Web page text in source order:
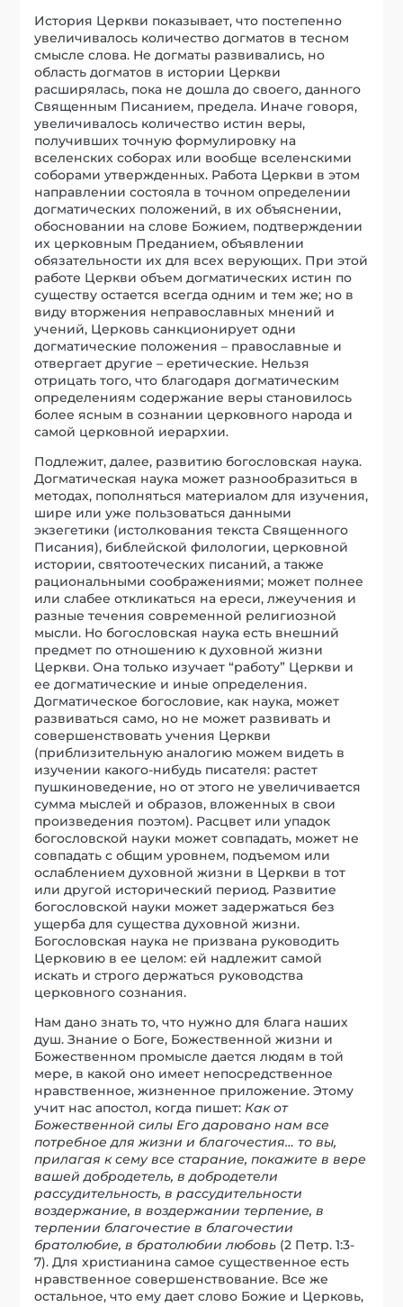
История Церкви показывает, что постепенно
увеличивалось количество догматов в тесном
смысле слова. Не догматы развивались, но
область догматов в истории Церкви
расширялась, пока не дошла до своего, данного
Священным Писанием, предела. Иначе говоря,
увеличивалось количество истин веры,
получивших точную формулировку на
вселенских соборах или вообще вселенскими
соборами утвержденных. Работа Церкви в этом
направлении состояла в точном определении
догматических положений, в их объяснении,
обосновании на слове Божием, подтверждении
их церковным Преданием, объявлении
обязательности их для всех верующих. При этой
работе Церкви объем догматических истин по
существу остается всегда одним и тем же; но в
виду вторжения неправославных мнений и
учений, Церковь санкционирует одни
догматические положения – православные и
отвергает другие – еретические. Нельзя
отрицать того, что благодаря догматическим
определениям содержание веры становилось
более ясным в сознании церковного народа и
самой церковной иерархии.
Подлежит, далее, развитию богословская наука.
Догматическая наука может разнообразиться в
методах, пополняться материалом для изучения,
шире или уже пользоваться данными
экзегетики (истолкования текста Священного
Писания), библейской филологии, церковной
истории, святоотеческих писаний, а также
рациональными соображениями; может полнее
или слабее откликаться на ереси, лжеучения и
разные течения современной религиозной
мысли. Но богословская наука есть внешний
предмет по отношению к духовной жизни
Церкви. Она только изучает “работу” Церкви и
ее догматические и иные определения.
Догматическое богословие, как наука, может
развиваться само, но не может развивать и
совершенствовать учения Церкви
(приблизительную аналогию можем видеть в
изучении какого-нибудь писателя: растет
пушкиноведение, но от этого не увеличивается
сумма мыслей и образов, вложенных в свои
произведения поэтом). Расцвет или упадок
богословской науки может совпадать, может не
совпадать с общим уровнем, подъемом или
ослаблением духовной жизни в Церкви в тот
или другой исторический период. Развитие
богословской науки может задержаться без
ущерба для существа духовной жизни.
Богословская наука не призвана руководить
Церковию в ее целом: ей надлежит самой
искать и строго держаться руководства
церковного сознания.
Нам дано знать то, что нужно для блага наших
душ. Знание о Боге, Божественной жизни и
Божественном промысле дается людям в той
мере, в какой оно имеет непосредственное
нравственное, жизненное приложение. Этому
учит нас апостол, когда пишет: Как от
Божественной силы Его даровано нам все
потребное для жизни и благочестия… то вы,
прилагая к сему все старание, покажите в вере
вашей добродетель, в добродетели
рассудительность, в рассудительности
воздержание, в воздержании терпение, в
терпении благочестие в благочестии
братолюбие, в братолюбии любовь (2 Петр. 1:3-
7). Для христианина самое существенное есть
нравственное совершенствование. Все же
остальное, что ему дает слово Божие и Церковь,